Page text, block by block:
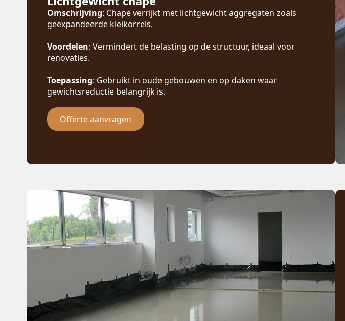
Omschrijving: Chape verrijkt met lichtgewicht aggregaten zoals
geëxpandeerde kleikorrels.
Voordelen: Vermindert de belasting op de structuur, ideaal voor
renovaties.
Toepassing: Gebruikt in oude gebouwen en op daken waar
gewichtsreductie belangrijk is.
Offerte aanvragen